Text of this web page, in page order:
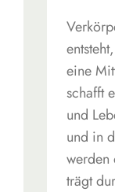
eine
schafft
und
und in
werden
trägt